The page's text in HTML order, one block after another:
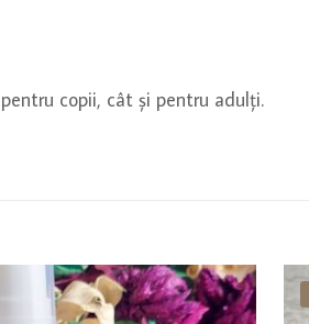
copii, cât și pentru adulți.